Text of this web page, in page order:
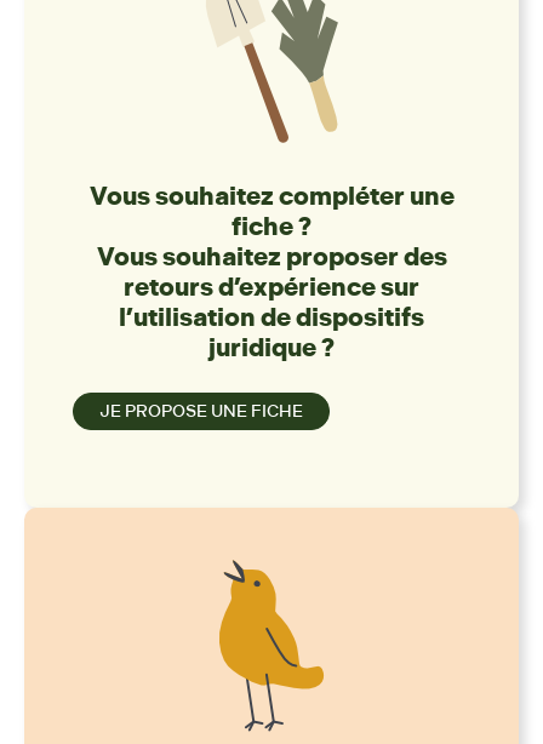
Vous souhaitez compléter une
fiche ?
Vous souhaitez proposer des
retours d’expérience sur
l’utilisation de dispositifs
juridique ?
JE PROPOSE UNE FICHE